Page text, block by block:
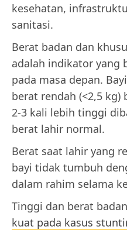
kesehatan,
sanitasi.
Berat badan dan
adalah indikator yang
pada masa depan.
berat rendah (<2,5 kg)
2-3 kali lebih tinggi
berat lahir normal.
Berat saat lahir yang
bayi tidak tumbuh
dalam rahim selama
Tinggi dan berat
kuat pada kasus